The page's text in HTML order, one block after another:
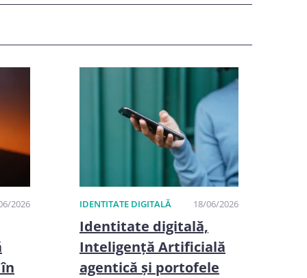
2026 IDENTITATE DIGITALĂ 18/06/2026
Identitate digitală,
Inteligență Artificială
agentică și portofele